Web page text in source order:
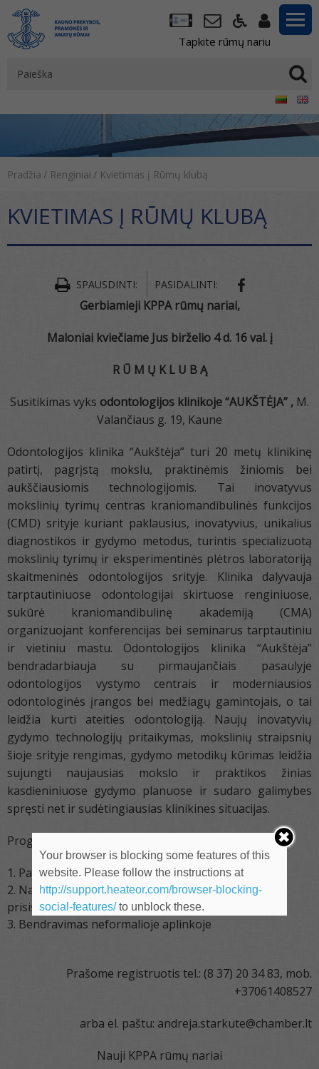
Tapkite rūmų nariu
Pradžia / Renginiai / Kvietimas į Rūmų klubą
KVIETIMAS Į RŪMŲ KLUBĄ
SPAUSDINTI: PASIDALINTI:
Gerbiamieji KPPA rūmų nariai,
Maloniai kviečiame Jus birželio4 d. 16 val. į
R Ū M Ų K L U B Ą
Susitikimas vyks odontologijos klinikoje “AUKŠTĖJA” , M.
Valančiaus g. 19, Kaune
Odontologijos klinika “Aukštėja” turi 20 metų klinikinę
patirtį, pagrįstą mokslu, praktinėmis žiniomis bei
aukščiausiomis technologijomis. Tai inovatyvus
mokslinių tyrimų centras kraniomandibulinės funkcijos
(CMD) srityje kuriant paklausius, inovatyvius, unikalius
diagnostikos ir gydymo metodus, turintis specializuotą
mokslinių tyrimų ir eksperimentinės plėtros laboratoriją
skaitmeninės odontologijos srityje. Klinika dalyvauja
tarptautiniuose odontologijai skirtuose renginiuose,
sukūrė kraniomandibulinę akademiją (CMA)
organizuojant konferencijas bei seminarus tarptautiniu
ir vietiniu mastu. Odontologijos klinika “Aukštėja”
bendradarbiauja su pirmaujančiais pasaulyje
odontologijos vystymo centrais ir moderniausios
odontologinės įrangos bei medžiagų gamintojais, o tai
leidžia kurti ateities odontologiją. Naujų inovatyvių
gydymo technologijų pritaikymas, mokslinių straipsnių
šioje srityje rengimas, gydymo metodikų kūrimas leidžia
sujungti naujausias mokslo ir praktikos žinias
kasdieniniuose gydymo planuose ir sudaro galimybes
spręsti net ir sudėtingiausias klinikines situacijas.
Programa:
Pažintis su odontologijos klinika
Naujų KPPA rūmų narių pasveikinimas bei jų
prisistatymas rūmų bendruomenei
Bendravimas neformalioje aplinkoje
Prašome registruotis tel.: (8 37) 20 34 83, mob.
+37061408527
arba el. paštu: andreja.starkute@chamber.lt
Nauji KPPA rūmų nariai
Your browser is blocking some features of this
website. Please follow the instructions at
http://support.heateor.com/browser-blocking-
social-features/to unblock these.